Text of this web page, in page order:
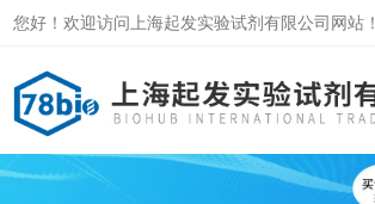
您好！欢迎访问上海起发实验试剂有限公司网站！